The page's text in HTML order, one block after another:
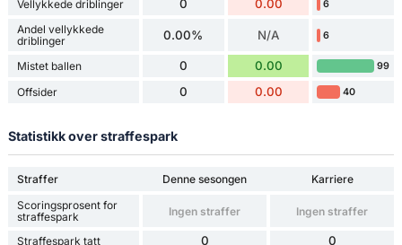
Vellykkede driblinger 0 0.00 6
Andel vellykkede
driblinger
0.00% N/A 6
Mistet ballen 0 0.00 99
Offsider 0 0.00 40
Statistikk over straffespark
Straffer Denne sesongen
Karriere
Scoringsprosent for
straffespark
Ingen straffer Ingen straffer
Straffespark tatt 0 0